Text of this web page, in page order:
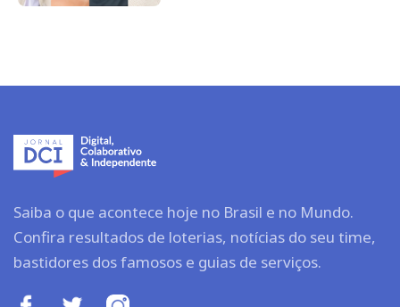
Saiba o que acontece hoje no Brasil e no Mundo.
Confira resultados de loterias, notícias do seu time,
bastidores dos famosos e guias de serviços.